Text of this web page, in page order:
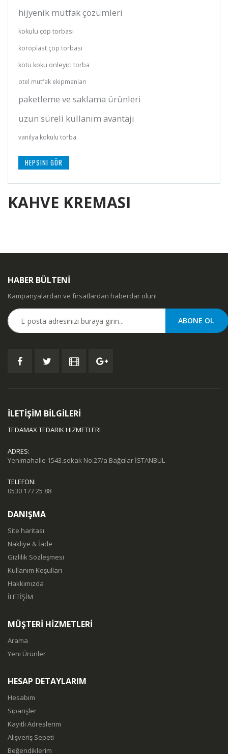
KAHVE KREMASI
hijyenik mutfak çözümleri
kokulu çöp torbası
koroplast çöp torbası
kötü koku önleyici torba
otel mutfak ekipmanları
paketleme ve saklama ürünleri
uzun süreli kullanım avantajı
vanilya kokulu torba
HEPSINI GÖR
HABER BÜLTENİ
Kampanyalardan ve fırsatlardan haberdar olun!
İLETİŞİM BİLGİLERİ
TEDAMAX TEDARIK HIZMETLERI
ADRES:
Yenimahalle 1543.sokak No:27/a Bağcılar İSTANBUL
TELEFON:
0530 177 25 88
DANIŞMA
Site haritası
Nakliye & İade
Gizlilik Sözleşmesi
Kullanım Koşulları
Hakkımızda
İLETİŞİM
MÜŞTERİ HİZMETLERİ
Arama
Yeni Ürünler
HESAP DETAYLARIM
Hesabım
Siparişler
Kayıtlı Adreslerim
Alışveriş Sepeti
Beğendiklerim